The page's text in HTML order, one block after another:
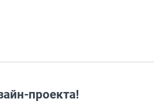
проекта!